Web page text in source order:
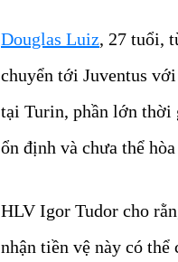
Douglas Luiz, 27 tuổi,
chuyển tới Juventus
tại Turin, phần lớn thời
ổn định và chưa thể
HLV Igor Tudor cho
nhận tiền vệ này có